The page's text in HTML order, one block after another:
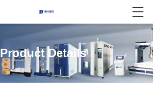
Product Details